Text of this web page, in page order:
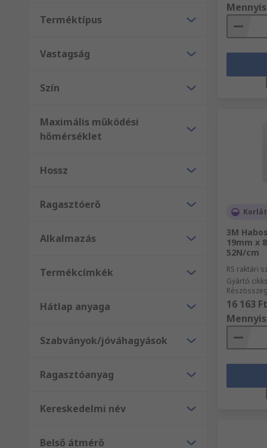
Terméktípus
Vastagság
Szín
Maximális működési
hőmérséklet
Hossz
Ragasztóerő
Alkalmazás
Termékcímkék
Hátlap anyaga
Szabványok/jóváhagyások
Ragasztóanyag
Kereskedelmi név
Belső átmérő
3M
19mm x
52N/cm
RS raktári
Gyártó
16 163 Ft